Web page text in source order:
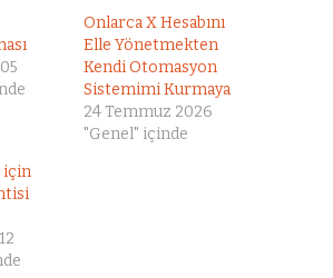
Onlarca X Hesabını
Elle Yönetmekten
Kendi Otomasyon
Sistemimi Kurmaya
24 Temmuz 2026
"Genel" içinde
için